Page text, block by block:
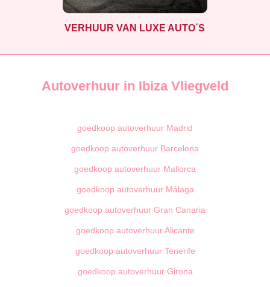
VERHUUR VAN LUXE AUTO´S
Autoverhuur in Ibiza Vliegveld
goedkoop autoverhuur Madrid
goedkoop autoverhuur Barcelona
goedkoop autoverhuur Mallorca
goedkoop autoverhuur Málaga
goedkoop autoverhuur Gran Canaria
goedkoop autoverhuur Alicante
goedkoop autoverhuur Tenerife
goedkoop autoverhuur Girona